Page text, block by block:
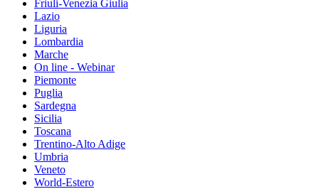
Friuli-Venezia Giulia
Lazio
Liguria
Lombardia
Marche
On line - Webinar
Piemonte
Puglia
Sardegna
Sicilia
Toscana
Trentino-Alto Adige
Umbria
Veneto
World-Estero